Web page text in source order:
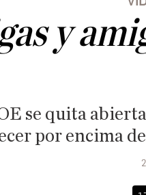
y
se quita
por encima